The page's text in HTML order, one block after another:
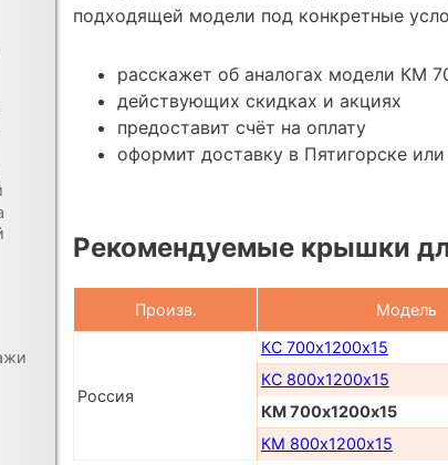
подходящей модели под конкретные
расскажет об аналогах модели КМ
действующих скидках и акциях
предоставит счёт на оплату
оформит доставку в Пятигорске
Рекомендуемые крышки
Произв. Модель
Россия
КС 700х1200х15
КС 800х1200х15
КМ 700х1200х15
КМ 800х1200х15